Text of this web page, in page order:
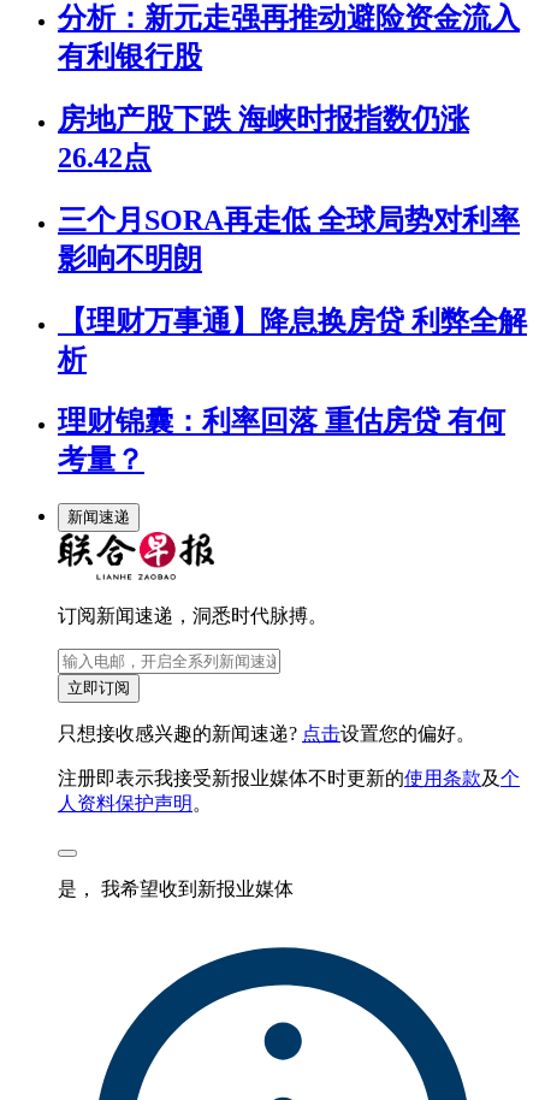
分析：新元走强再推动避险资金流入
有利银行股
房地产股下跌 海峡时报指数仍涨
26.42点
三个月SORA再走低 全球局势对利率
影响不明朗
【理财万事通】降息换房贷 利弊全解
析
理财锦囊：利率回落 重估房贷 有何
考量？
新闻速递
订阅新闻速递，洞悉时代脉搏。
立即订阅
只想接收感兴趣的新闻速递? 点击设置您的偏好。
注册即表示我接受新报业媒体不时更新的使用条款及个
人资料保护声明 。
是， 我希望收到新报业媒体